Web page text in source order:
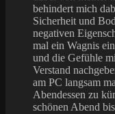
behindert mich
Sicherheit und
negativen
mal ein Wagnis
und die Gefühle
Verstand
am PC langsam
Abendessen zu
schönen Abend